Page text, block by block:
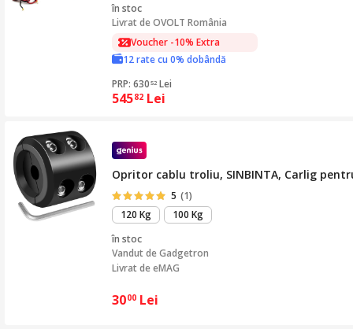
în stoc
Livrat deOVOLT România
Voucher -10% Extra
12 rate cu 0% dobândă
PRP: 630 52 Lei
54582 Lei
Opritor cablu troliu, SINBINTA, Carlig
5 (1)
120 Kg
100 Kg
în stoc
Vandut deGadgetron
Livrat de eMAG
3000 Lei